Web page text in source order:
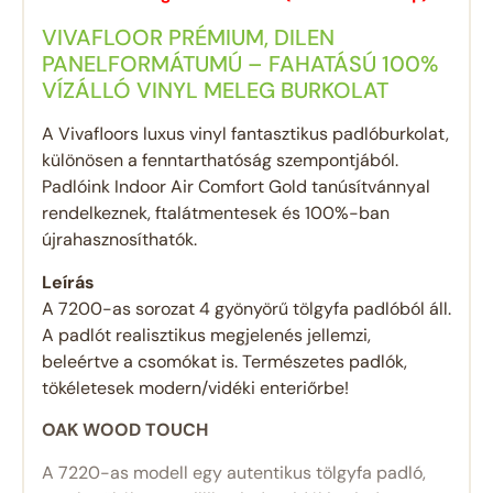
VIVAFLOOR PRÉMIUM, DILEN
PANELFORMÁTUMÚ – FAHATÁSÚ 100%
VÍZÁLLÓ VINYL MELEG BURKOLAT
A Vivafloors luxus vinyl fantasztikus padlóburkolat,
különösen a fenntarthatóság szempontjából.
Padlóink Indoor Air Comfort Gold tanúsítvánnyal
rendelkeznek, ftalátmentesek és 100%-ban
újrahasznosíthatók.
Leírás
A 7200-as sorozat 4 gyönyörű tölgyfa padlóból áll.
A padlót realisztikus megjelenés jellemzi,
beleértve a csomókat is. Természetes padlók,
tökéletesek modern/vidéki enteriőrbe!
OAK WOOD TOUCH
A 7220-as modell egy autentikus tölgyfa padló,